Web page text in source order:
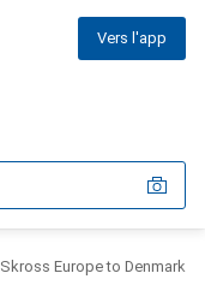
Vers l'app
Skross Europe to Denmark